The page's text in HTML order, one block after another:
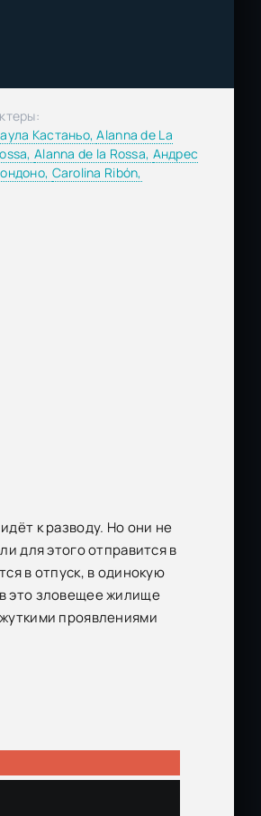
Кастаньо,Alanna de La
Alanna de la Rossa, Андрес
Carolina Ribón,
к разводу. Но они не
для этого отправится в
в отпуск, в одинокую
это зловещее жилище
проявлениями